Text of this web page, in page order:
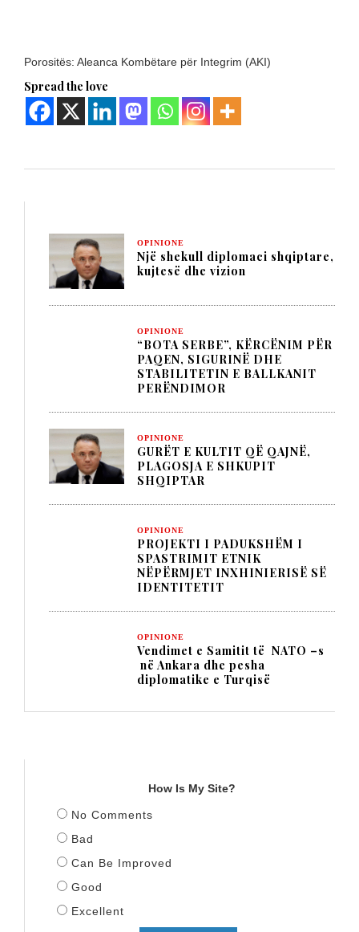
Porositës: Aleanca Kombëtare për Integrim (AKI)
Spread the love
OPINIONE
Një shekull diplomaci shqiptare,
kujtesë dhe vizion
OPINIONE
“BOTA SERBE”, KËRCËNIM PËR
PAQEN, SIGURINË DHE
STABILITETIN E BALLKANIT
PERËNDIMOR
OPINIONE
GURËT E KULTIT QË QAJNË,
PLAGOSJA E SHKUPIT
SHQIPTAR
OPINIONE
PROJEKTI I PADUKSHËM I
SPASTRIMIT ETNIK
NËPËRMJET INXHINIERISË SË
IDENTITETIT
OPINIONE
Vendimet e Samitit të NATO –s
në Ankara dhe pesha
diplomatike e Turqisë
How Is My Site?
No Comments
Bad
Can Be Improved
Good
Excellent